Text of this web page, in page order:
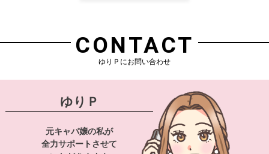
CONTACT
ゆりＰにお問い合わせ
ゆりＰ
元キャバ嬢の私が
全力サポートさせて